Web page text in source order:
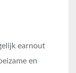
earnout
en